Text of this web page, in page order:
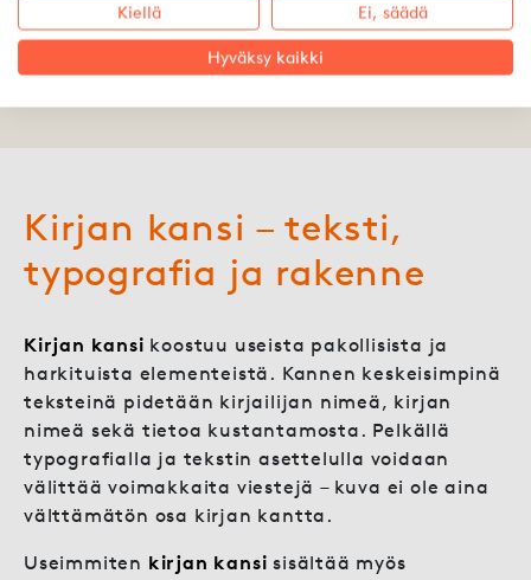
17.03.2016 ·Mona Kekki
Kirjan kansi – teksti,
typografia ja rakenne
Kirjan kansi koostuu useista pakollisista ja
harkituista elementeistä. Kannen keskeisimpinä
teksteinä pidetään kirjailijan nimeä, kirjan
nimeä sekä tietoa kustantamosta. Pelkällä
typografialla ja tekstin asettelulla voidaan
välittää voimakkaita viestejä – kuva ei ole aina
välttämätön osa kirjan kantta.
Useimmiten kirjan kansi sisältää myös
Kiellä Ei, säädä
Hyväksy kaikki